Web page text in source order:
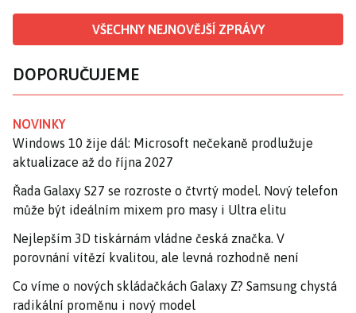
VŠECHNY NEJNOVĚJŠÍ ZPRÁVY
DOPORUČUJEME
NOVINKY
Windows 10 žije dál: Microsoft nečekaně prodlužuje
aktualizace až do října 2027
Řada Galaxy S27 se rozroste o čtvrtý model. Nový telefon
může být ideálním mixem pro masy i Ultra elitu
Nejlepším 3D tiskárnám vládne česká značka. V
porovnání vítězí kvalitou, ale levná rozhodně není
Co víme o nových skládačkách Galaxy Z? Samsung chystá
radikální proměnu i nový model